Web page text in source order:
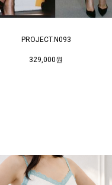
PROJECT.N093
329,000원